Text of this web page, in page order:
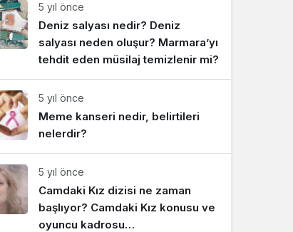
5 yıl önce
Deniz salyası nedir? Deniz
salyası neden oluşur? Marmara’yı
tehdit eden müsilaj temizlenir mi?
5 yıl önce
Meme kanseri nedir, belirtileri
nelerdir?
5 yıl önce
Camdaki Kız dizisi ne zaman
başlıyor? Camdaki Kız konusu ve
oyuncu kadrosu…